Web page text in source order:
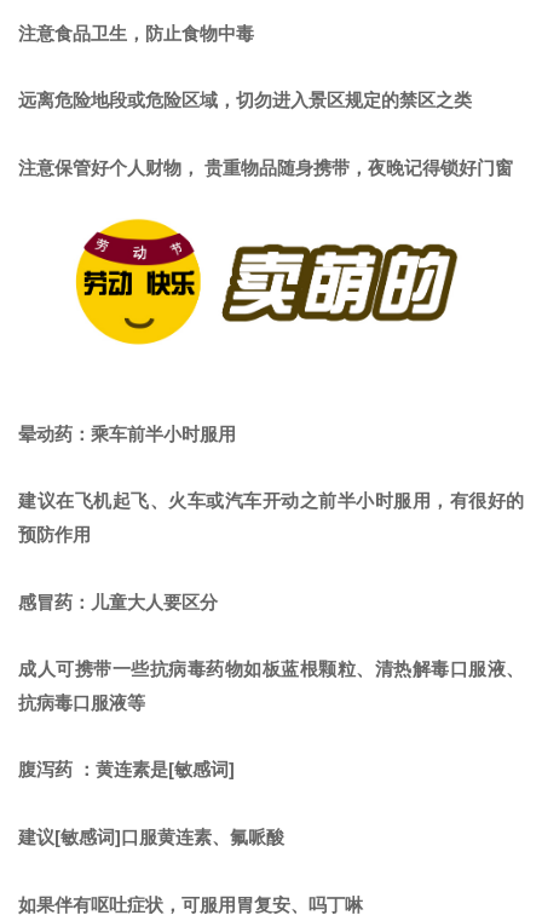
注意食品卫生，防止食物中毒
远离危险地段或危险区域，切勿进入景区规定的禁区之类
注意保管好个人财物， 贵重物品随身携带，夜晚记得锁好门窗
晕动药：乘车前半小时服用
建议在飞机起飞、火车或汽车开动之前半小时服用，有很好的
预防作用
感冒药：儿童大人要区分
成人可携带一些抗病毒药物如板蓝根颗粒、清热解毒口服液、
抗病毒口服液等
腹泻药 ：黄连素是[敏感词]
建议[敏感词]口服黄连素、氟哌酸
如果伴有呕吐症状，可服用胃复安、吗丁啉